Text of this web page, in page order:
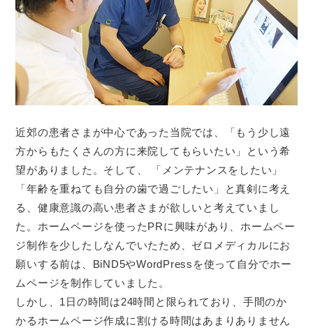
近郊の患者さまが中心であった当院では、「もう少し遠
方からもたくさんの方に来院してもらいたい」という希
望がありました。そして、 「メンテナンスをしたい」
「年齢を重ねても自分の歯で過ごしたい」と真剣に考え
る、健康意識の高い患者さまが欲しいと考えていまし
た。ホームページを使ったPRに興味があり、ホームペー
ジ制作を少したしなんでいたため、ゼロメディカルにお
願いする前は、BiND5やWordPressを使って自分でホー
ムページを制作していました。
しかし、1日の時間は24時間と限られており、手間のか
かるホームページ作成に割ける時間はあまりありません